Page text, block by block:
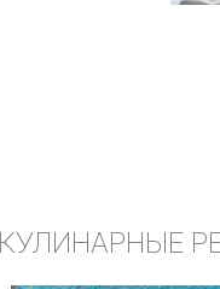
КУЛИНАРНЫЕ